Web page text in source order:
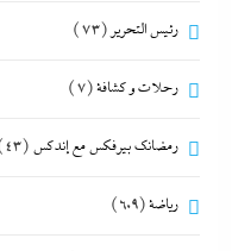
رئيس التحرير (73)
رحلات و كشافة(7)
رمضانك بيرفكس مع إندكس (43)
رياضة(609)